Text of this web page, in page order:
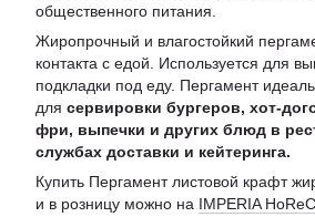
общественного питания.
Жиропрочный и влагостойкий
контакта с едой. Используется для
подкладки под еду. Пергамент
для сервировки бургеров, хот-
фри, выпечки и других блюд в
службах доставки и кейтеринга.
Купить Пергамент листовой крафт
и в розницу можно на IMPERIA